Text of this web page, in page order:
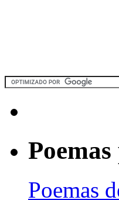
Poemas